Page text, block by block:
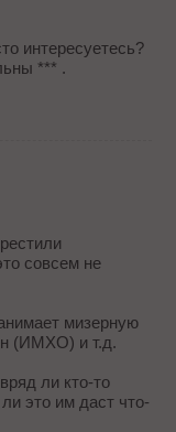
интересуетесь?
*** .
совсем не
мизерную
(ИМХО) и т.д.
ли кто-то
это им даст что-